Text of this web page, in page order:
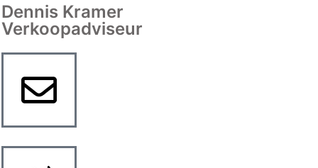
Dennis Kramer
Verkoopadviseur